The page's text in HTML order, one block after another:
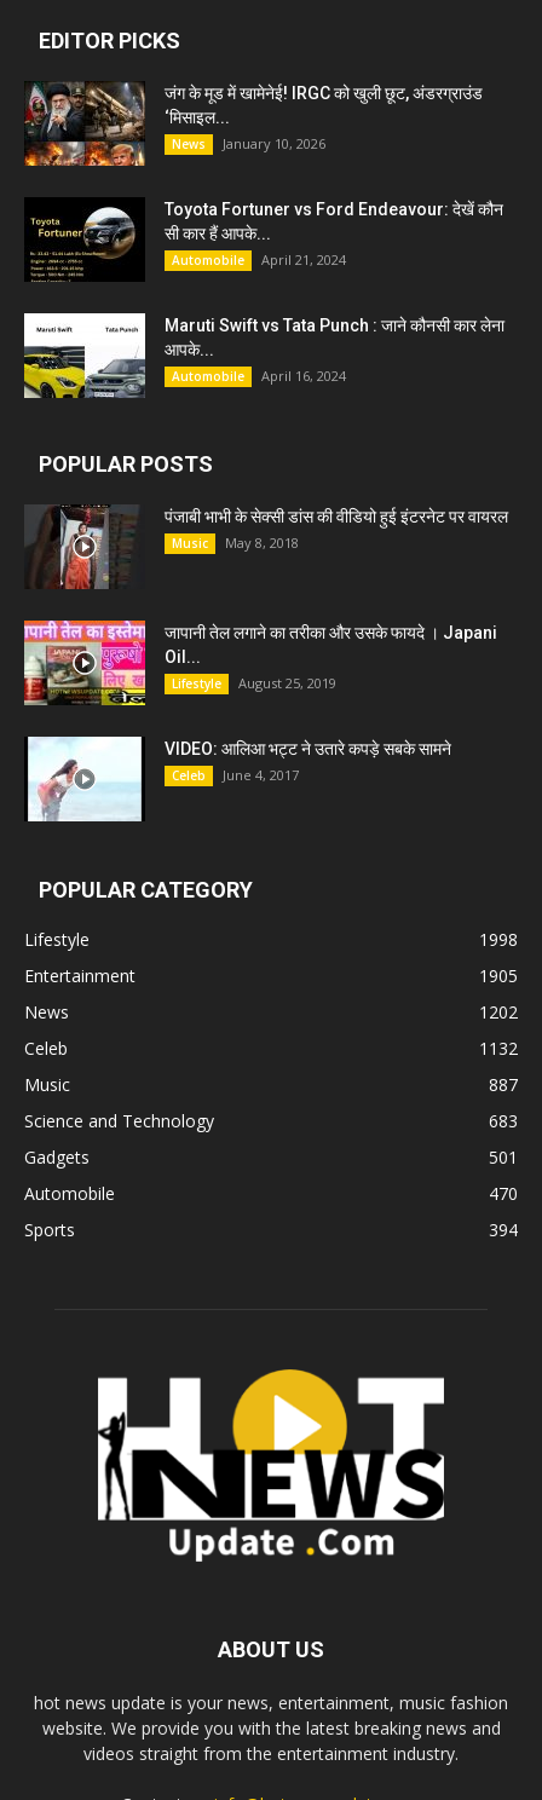
EDITOR PICKS
जंग के मूड में खामेनेई! IRGC को खुली छूट, अंडरग्राउंड
‘मिसाइल...
News January 10, 2026
Toyota Fortuner vs Ford Endeavour: देखें कौन
सी कार हैं आपके...
Automobile April 21, 2024
Maruti Swift vs Tata Punch : जाने कौनसी कार लेना
आपके...
Automobile April 16, 2024
POPULAR POSTS
पंजाबी भाभी के सेक्सी डांस की वीडियो हुई इंटरनेट पर वायरल
Music May 8, 2018
जापानी तेल लगाने का तरीका और उसके फायदे । Japani
Oil...
Lifestyle August 25, 2019
VIDEO: आलिआ भट्ट ने उतारे कपड़े सबके सामने
Celeb June 4, 2017
POPULAR CATEGORY
Lifestyle
1998
Entertainment
1905
News
1202
Celeb
1132
Music
887
Science and Technology
683
Gadgets
501
Automobile
470
Sports
394
ABOUT US
hot news update is your news, entertainment, music fashion
website. We provide you with the latest breaking news and
videos straight from the entertainment industry.